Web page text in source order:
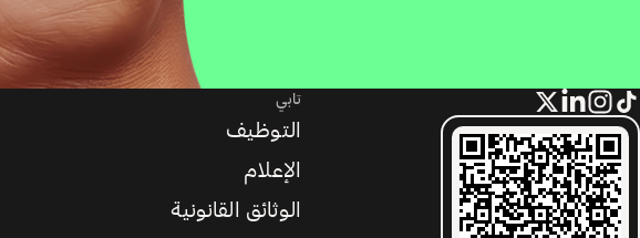
تابي
التوظيف
الإعلام
الوثائق القانونية